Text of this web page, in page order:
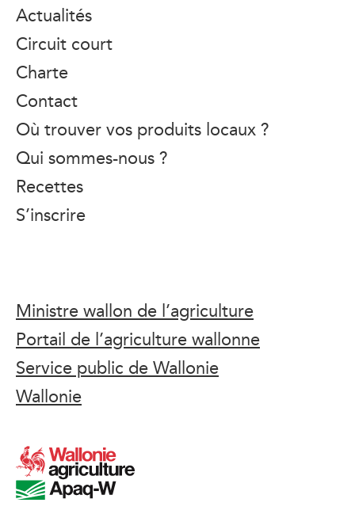
Actualités
Circuit court
Charte
Contact
Où trouver vos produits locaux ?
Qui sommes-nous ?
Recettes
S’inscrire
Ministre wallon de l’agriculture
Portail de l’agriculture wallonne
Service public de Wallonie
Wallonie